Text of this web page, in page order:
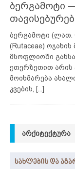
ბერგამოტი
ბერგამოტი (ლათ.
(Rutaceae)
მსოფლიოში
ეთერზეთით არის
მოიხმარება
კვების, [...]
ᲐᲠᲥᲘᲢᲔᲥᲢᲣᲠᲐ